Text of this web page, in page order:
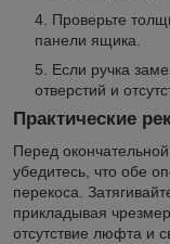
Проверьте
панели ящика.
Если ручка
отверстий и
Практические
Перед
убедитесь, что обе
перекоса.
прикладывая
отсутствие люфта и